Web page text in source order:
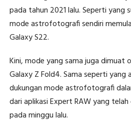
pada tahun 2021 lalu. Seperti yang
mode astrofotografi sendiri
Galaxy S22.
Kini, mode yang sama juga dimuat
Galaxy Z Fold4. Sama seperti yang
dukungan mode astrofotografi
dari aplikasi Expert RAW yang
pada minggu lalu.